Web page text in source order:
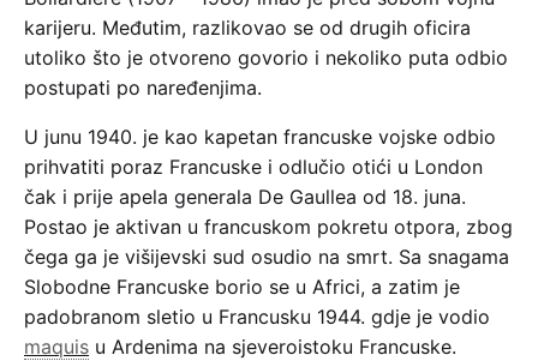
karijeru. Međutim, razlikovao se od drugih oficira
utoliko što je otvoreno govorio i nekoliko puta odbio
postupati po naređenjima.
U junu 1940. je kao kapetan francuske vojske odbio
prihvatiti poraz Francuske i odlučio otići u London
čak i prije apela generala De Gaullea od 18. juna.
Postao je aktivan u francuskom pokretu otpora, zbog
čega ga je višijevski sud osudio na smrt. Sa snagama
Slobodne Francuske borio se u Africi, a zatim je
padobranom sletio u Francusku 1944. gdje je vodio
maquis u Ardenima na sjeveroistoku Francuske.